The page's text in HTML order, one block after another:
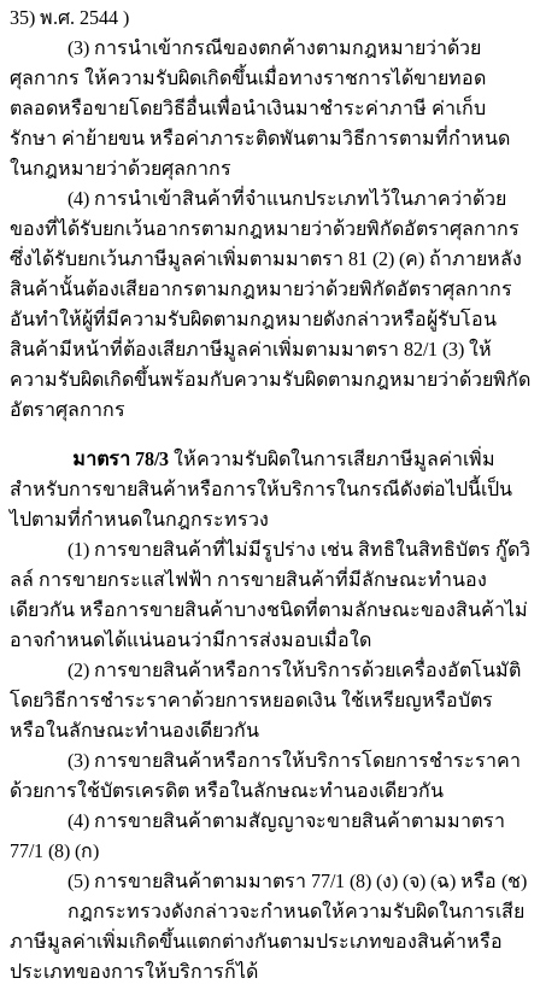
35) พ.ศ. 2544 )
(3) การนำเข้ากรณีของตกค้างตามกฎหมายว่าด้วย
ศุลกากร ให้ความรับผิดเกิดขึ้นเมื่อทางราชการได้ขายทอด
ตลอดหรือขายโดยวิธีอื่นเพื่อนำเงินมาชำระค่าภาษี ค่าเก็บ
รักษา ค่าย้ายขน หรือค่าภาระติดพันตามวิธีการตามที่กำหนด
ในกฎหมายว่าด้วยศุลกากร
(4) การนำเข้าสินค้าที่จำแนกประเภทไว้ในภาคว่าด้วย
ของที่ได้รับยกเว้นอากรตามกฎหมายว่าด้วยพิกัดอัตราศุลกากร
ซึ่งได้รับยกเว้นภาษีมูลค่าเพิ่มตามมาตรา 81 (2) (ค) ถ้าภายหลัง
สินค้านั้นต้องเสียอากรตามกฎหมายว่าด้วยพิกัดอัตราศุลกากร
อันทำให้ผู้ที่มีความรับผิดตามกฎหมายดังกล่าวหรือผู้รับโอน
สินค้ามีหน้าที่ต้องเสียภาษีมูลค่าเพิ่มตามมาตรา 82/1 (3) ให้
ความรับผิดเกิดขึ้นพร้อมกับความรับผิดตามกฎหมายว่าด้วยพิกัด
อัตราศุลกากร
มาตรา 78/3 ให้ความรับผิดในการเสียภาษีมูลค่าเพิ่ม
สำหรับการขายสินค้าหรือการให้บริการในกรณีดังต่อไปนี้เป็น
ไปตามที่กำหนดในกฎกระทรวง
(1) การขายสินค้าที่ไม่มีรูปร่าง เช่น สิทธิในสิทธิบัตร กู๊ดวิ
ลล์ การขายกระแสไฟฟ้า การขายสินค้าที่มีลักษณะทำนอง
เดียวกัน หรือการขายสินค้าบางชนิดที่ตามลักษณะของสินค้าไม่
อาจกำหนดได้แน่นอนว่ามีการส่งมอบเมื่อใด
(2) การขายสินค้าหรือการให้บริการด้วยเครื่องอัตโนมัติ
โดยวิธีการชำระราคาด้วยการหยอดเงิน ใช้เหรียญหรือบัตร
หรือในลักษณะทำนองเดียวกัน
(3) การขายสินค้าหรือการให้บริการโดยการชำระราคา
ด้วยการใช้บัตรเครดิต หรือในลักษณะทำนองเดียวกัน
(4) การขายสินค้าตามสัญญาจะขายสินค้าตามมาตรา
77/1 (8) (ก)
(5) การขายสินค้าตามมาตรา 77/1 (8) (ง) (จ) (ฉ) หรือ (ช)
กฎกระทรวงดังกล่าวจะกำหนดให้ความรับผิดในการเสีย
ภาษีมูลค่าเพิ่มเกิดขึ้นแตกต่างกันตามประเภทของสินค้าหรือ
ประเภทของการให้บริการก็ได้